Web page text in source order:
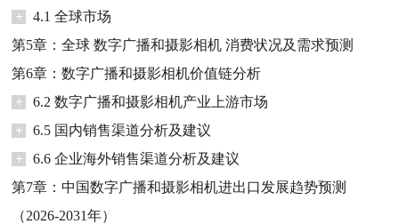
+
4.1 全球市场
第5章：全球 数字广播和摄影相机 消费状况及需求预测
第6章：数字广播和摄影相机价值链分析
+
6.2 数字广播和摄影相机产业上游市场
+
6.5 国内销售渠道分析及建议
+
6.6 企业海外销售渠道分析及建议
第7章：中国数字广播和摄影相机进出口发展趋势预测
（2026-2031年）